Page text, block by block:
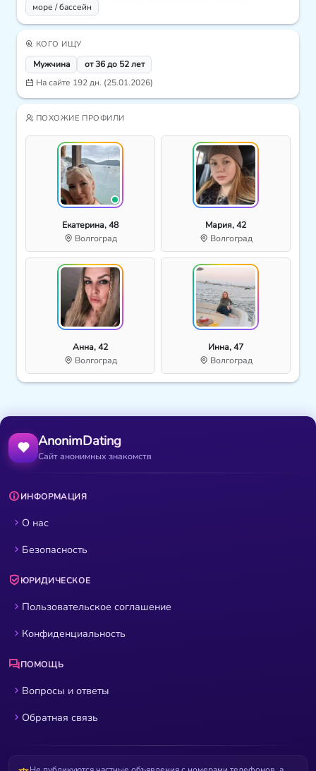
море / бассейн
КОГО ИЩУ
Мужчина
от 36 до 52 лет
На сайте 192 дн. (25.01.2026)
ПОХОЖИЕ ПРОФИЛИ
Екатерина, 48
Волгоград
Мария, 42
Волгоград
Анна, 42
Волгоград
Инна, 47
Волгоград
AnonimDating
Сайт анонимных знакомств
ИНФОРМАЦИЯ
О нас
Безопасность
ЮРИДИЧЕСКОЕ
Пользовательское соглашение
Конфиденциальность
ПОМОЩЬ
Вопросы и ответы
Обратная связь